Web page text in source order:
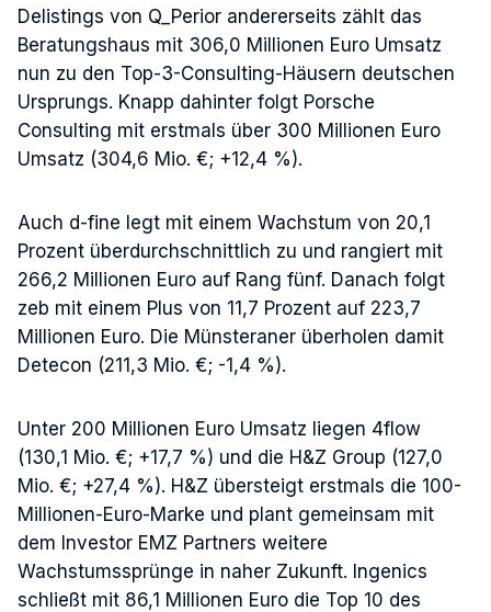
Delistings von Q_Perior andererseits zählt das
Beratungshaus mit 306,0 Millionen Euro Umsatz
nun zu den Top-3-Consulting-Häusern deutschen
Ursprungs. Knapp dahinter folgt Porsche
Consulting mit erstmals über 300 Millionen Euro
Umsatz (304,6 Mio. €; +12,4 %).
Auch d-fine legt mit einem Wachstum von 20,1
Prozent überdurchschnittlich zu und rangiert mit
266,2 Millionen Euro auf Rang fünf. Danach folgt
zeb mit einem Plus von 11,7 Prozent auf 223,7
Millionen Euro. Die Münsteraner überholen damit
Detecon (211,3 Mio. €; -1,4 %).
Unter 200 Millionen Euro Umsatz liegen 4flow
(130,1 Mio. €; +17,7 %) und die H&Z Group (127,0
Mio. €; +27,4 %). H&Z übersteigt erstmals die 100-
Millionen-Euro-Marke und plant gemeinsam mit
dem Investor EMZ Partners weitere
Wachstumssprünge in naher Zukunft. Ingenics
schließt mit 86,1 Millionen Euro die Top 10 des